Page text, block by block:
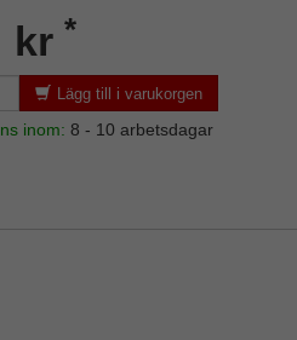
kr *
Lägg till i varukorgen
inom: 8 - 10 arbetsdagar